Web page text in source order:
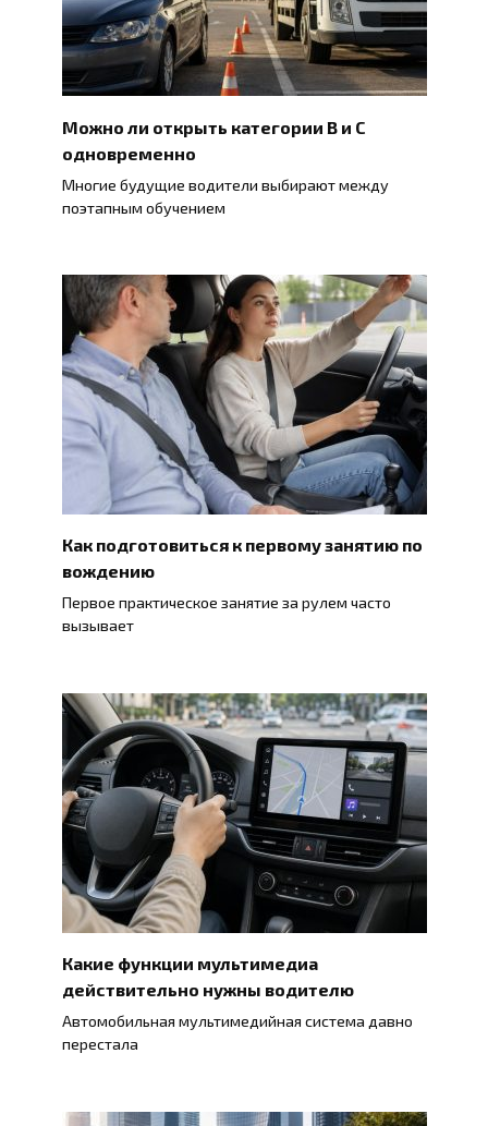
Можно ли открыть категории B и C
одновременно
Многие будущие водители выбирают между
поэтапным обучением
Как подготовиться к первому занятию по
вождению
Первое практическое занятие за рулем часто
вызывает
Какие функции мультимедиа
действительно нужны водителю
Автомобильная мультимедийная система давно
перестала